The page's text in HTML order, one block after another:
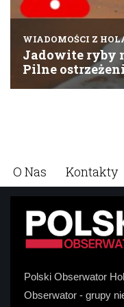
O Nas Kontakty
Polski Obserwator
Obserwator - grupy